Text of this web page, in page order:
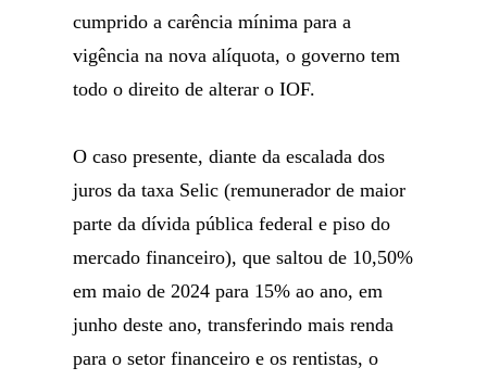
cumprido a carência mínima para a
vigência na nova alíquota, o governo tem
todo o direito de alterar o IOF.
O caso presente, diante da escalada dos
juros da taxa Selic (remunerador de maior
parte da dívida pública federal e piso do
mercado financeiro), que saltou de 10,50%
em maio de 2024 para 15% ao ano, em
junho deste ano, transferindo mais renda
para o setor financeiro e os rentistas, o